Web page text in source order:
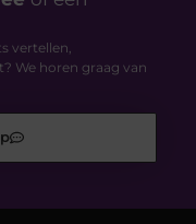
vertellen,
We horen graag van